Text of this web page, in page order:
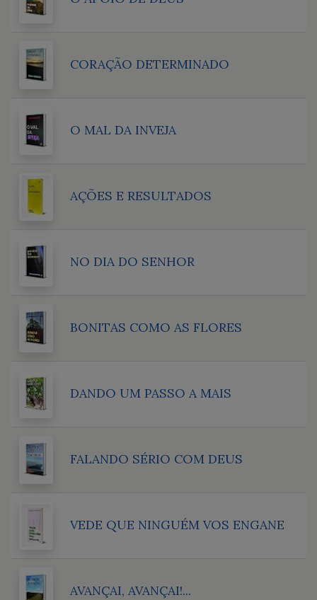
CORAÇÃO DETERMINADO
O MAL DA INVEJA
AÇÕES E RESULTADOS
NO DIA DO SENHOR
BONITAS COMO AS FLORES
DANDO UM PASSO A MAIS
FALANDO SÉRIO COM DEUS
VEDE QUE NINGUÉM VOS ENGANE
AVANÇAI, AVANÇAI!...